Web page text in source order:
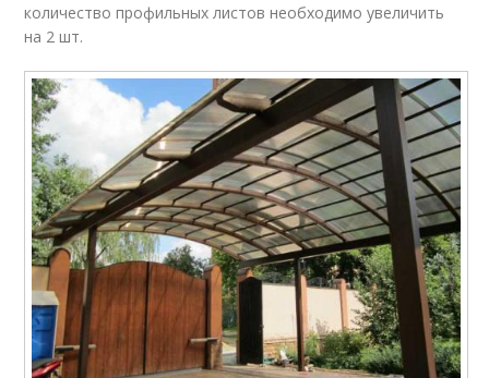
количество профильных листов необходимо увеличить
на 2 шт.